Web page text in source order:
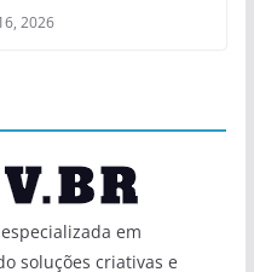
2026
em
soluções criativas e